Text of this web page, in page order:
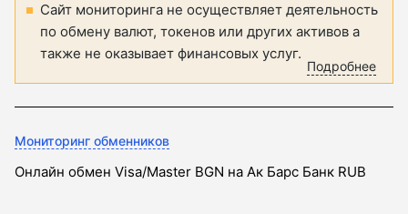
Сайт мониторинга не осуществляет деятельность
по обмену валют, токенов или других активов а
также не оказывает финансовых услуг.
Подробнее
Мониторинг обменников
Онлайн обмен Visa/Master BGN на Ак Барс Банк RUB